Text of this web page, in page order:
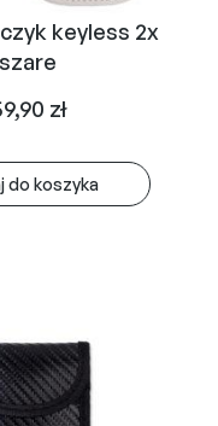
keyless 2x
szare
zł
do koszyka